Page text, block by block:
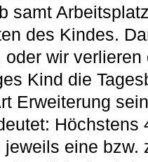
samt
des Kindes.
oder wir
Kind die
Erweiterung
Höchstens
eine bzw.